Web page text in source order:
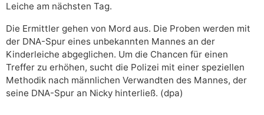
Leiche am nächsten Tag.
Die Ermittler gehen von Mord aus. Die Proben werden mit
der DNA-Spur eines unbekannten Mannes an der
Kinderleiche abgeglichen. Um die Chancen für einen
Treffer zu erhöhen, sucht die Polizei mit einer speziellen
Methodik nach männlichen Verwandten des Mannes, der
seine DNA-Spur an Nicky hinterließ. (dpa)